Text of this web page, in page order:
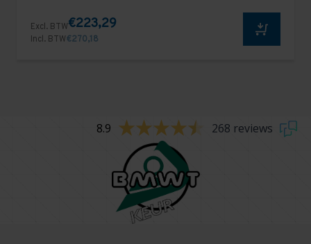
Excl. BTW€223,29
Incl. BTW€270,18
8.9 268 reviews